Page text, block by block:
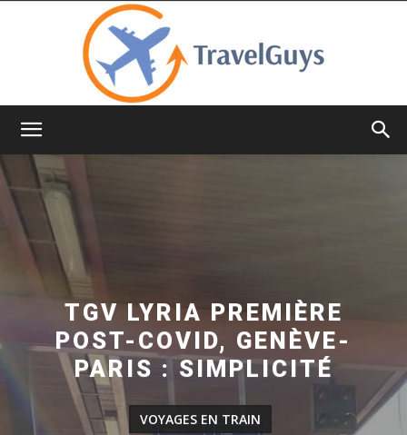
TGV LYRIA PREMIÈRE
POST-COVID, GENÈVE-
PARIS : SIMPLICITÉ
VOYAGES EN TRAIN